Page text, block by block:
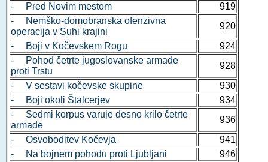
- Pred Novim mestom
919
- Nemško-domobranska ofenzivna
operacija v Suhi krajini
920
- Boji v Kočevskem Rogu
924
- Pohod četrte jugoslovanske armade
proti Trstu
928
- V sestavi kočevske skupine
930
- Boji okoli Štalcerjev
934
- Sedmi korpus varuje desno krilo četrte
armade
936
- Osvoboditev Kočevja
941
- Na bojnem pohodu proti Ljubljani
946